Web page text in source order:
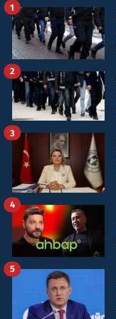
1
2
3
4
5